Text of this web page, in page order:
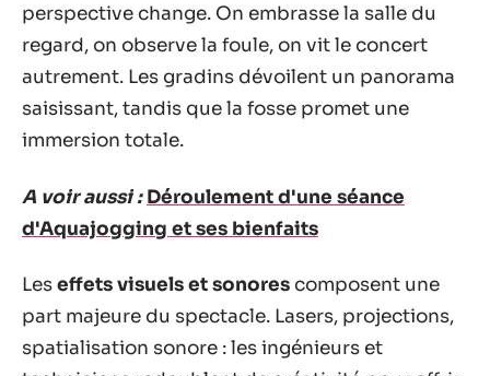
perspective change. On embrasse la salle du
regard, on observe la foule, on vit le concert
autrement. Les gradins dévoilent un panorama
saisissant, tandis que la fosse promet une
immersion totale.
A voir aussi : Déroulement d'une séance
d'Aquajogging et ses bienfaits
Leseffets visuels et sonores composent une
part majeure du spectacle. Lasers, projections,
spatialisation sonore : les ingénieurs et